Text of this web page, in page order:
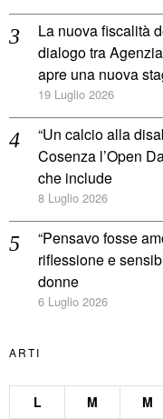
La nuova fiscalità
dialogo tra
apre una nuova
19 Luglio 2026
“Un calcio alla
Cosenza l’Open
che include
8 Luglio 2026
“Pensavo fosse
riflessione e
donne
6 Luglio 2026
ARTI
L
M M